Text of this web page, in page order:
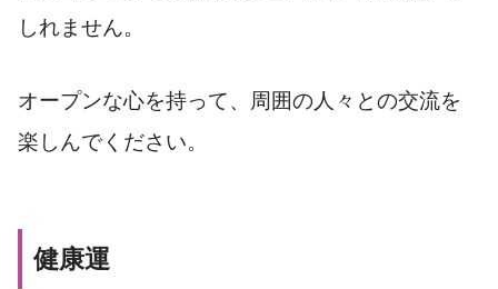
しれません。
オープンな心を持って、周囲の人々との交流を
楽しんでください。
健康運